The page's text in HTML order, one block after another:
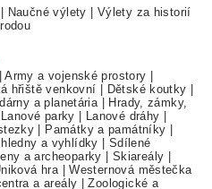
Naučné výlety
Výlety za historií
|Army a vojenské prostory
hřiště venkovní Dětské koutky
a planetária|
Hrady, zámky,
Lanové parky Lanové dráhy
Památky a památníky
a vyhlídky
Sdílené
a archeoparky Skiareály
hra|Westernová městečka
a areály |Zoologické a